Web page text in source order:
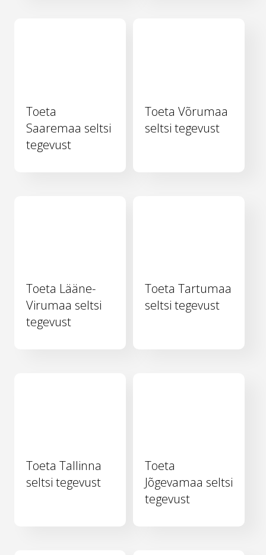
Toeta
Saaremaa seltsi
tegevust
Toeta Võrumaa
seltsi tegevust
Toeta Lääne-
Virumaa seltsi
tegevust
Toeta Tartumaa
seltsi tegevust
Toeta Tallinna
seltsi tegevust
Toeta
Jõgevamaa seltsi
tegevust